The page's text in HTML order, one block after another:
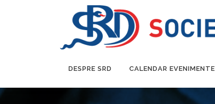
DESPRE SRD CALENDAR EVENIMENTE